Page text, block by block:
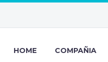
HOME COMPAÑIA